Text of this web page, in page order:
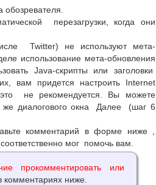
перезагрузки, когда они
Twitter) не используют мета-
использование мета-обновления
Java-скрипты или заголовки
вам придется настроить Internet
это не рекомендуется. Вы можете
же диалогового окна Далее (шаг 6
комментарий в форме ниже ,
мог помочь вам.
прокомментировать или
комментариях ниже.